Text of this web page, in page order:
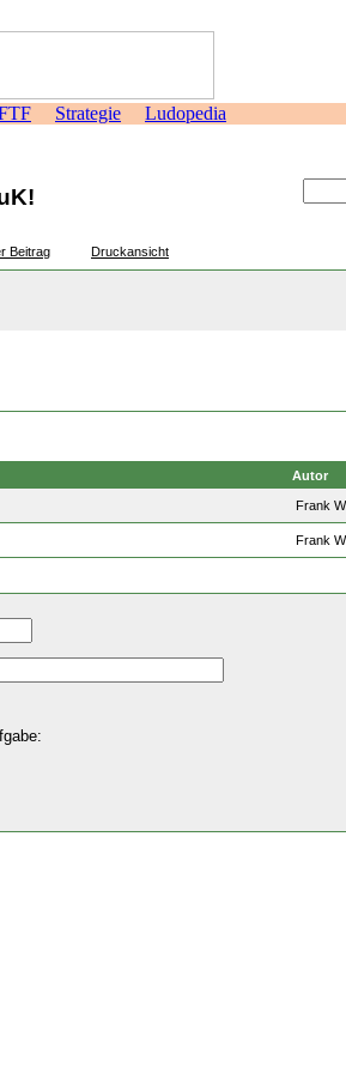
Strategie Ludopedia
Beitrag Druckansicht
Autor
Frank
Frank